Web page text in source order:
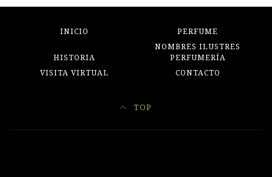
INICIO PERFUME
HISTORIA
NOMBRES ILUSTRES
PERFUMERÍA
VISITA VIRTUAL
CONTACTO
TOP